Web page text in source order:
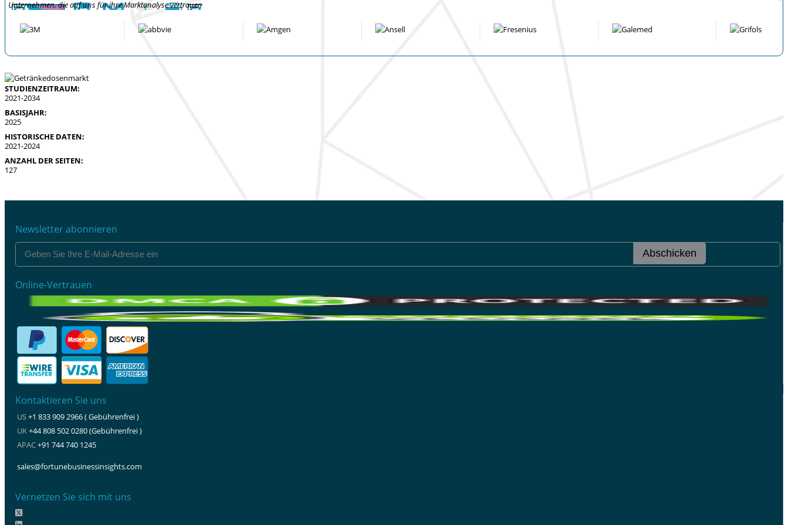
Unternehmen, die auf uns für ihre Marktanalyse vertrauen
STUDIENZEITRAUM:
2021-2034
BASISJAHR:
2025
HISTORISCHE DATEN:
2021-2024
ANZAHL DER SEITEN:
127
Newsletter abonnieren
Abschicken
Online-Vertrauen
Kontaktieren Sie uns
US+1 833 909 2966 ( Gebührenfrei )
UK+44 808 502 0280 (Gebührenfrei )
APAC+91 744 740 1245
sales@fortunebusinessinsights.com
Vernetzen Sie sich mit uns